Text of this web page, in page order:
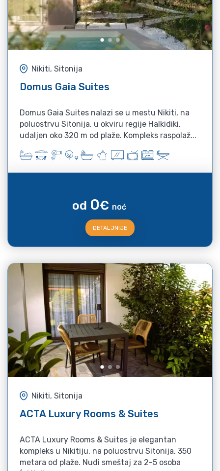
Nikiti, Sitonija
Domus Gaia Suites
Domus Gaia Suites nalazi se u mestu Nikiti, na
poluostrvu Sitonija, u okviru regije Halkidiki,
udaljen oko 320 m od plaže. Kompleks raspolaž...
od 0€ noć
DETALJNIJE
Nikiti, Sitonija
ACTA Luxury Rooms & Suites
ACTA Luxury Rooms & Suites je elegantan
kompleks u Nikitiju, na poluostrvu Sitonija, 350
metara od plaže. Nudi smeštaj za 2-5 osoba